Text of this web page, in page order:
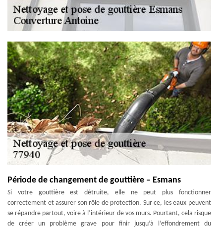
Période de changement de gouttière – Esmans
Si votre gouttière est détruite, elle ne peut plus fonctionner
correctement et assurer son rôle de protection. Sur ce, les eaux peuvent
se répandre partout, voire à l’intérieur de vos murs. Pourtant, cela risque
de créer un problème grave pour finir jusqu’à l’effondrement du